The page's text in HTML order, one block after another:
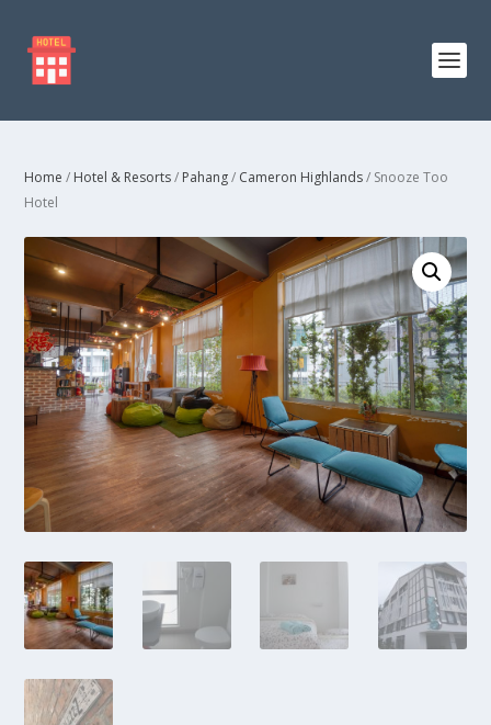
Home / Hotel & Resorts/ Pahang/ Cameron Highlands/ Snooze Too
Hotel